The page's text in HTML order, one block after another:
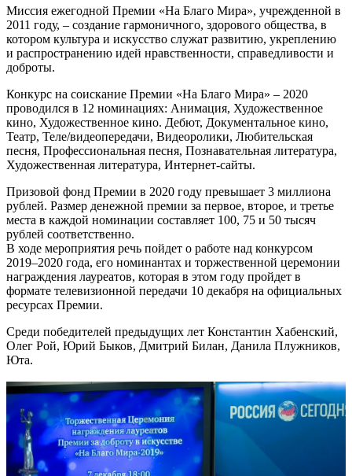
Миссия ежегодной Премии «На Благо Мира», учрежденной в
2011 году, – создание гармоничного, здорового общества, в
котором культура и искусство служат развитию, укреплению
и распространению идей нравственности, справедливости и
доброты.
Конкурс на соискание Премии «На Благо Мира» – 2020
проводился в 12 номинациях: Анимация, Художественное
кино, Художественное кино. Дебют, Документальное кино,
Театр, Теле/видеопередачи, Видеоролики, Любительская
песня, Профессиональная песня, Познавательная литература,
Художественная литература, Интернет-сайты.
Призовой фонд Премии в 2020 году превышает 3 миллиона
рублей. Размер денежной премии за первое, второе, и третье
места в каждой номинации составляет 100, 75 и 50 тысяч
рублей соответственно.
В ходе мероприятия речь пойдет о работе над конкурсом
2019–2020 года, его номинантах и торжественной церемонии
награждения лауреатов, которая в этом году пройдет в
формате телевизионной передачи 10 декабря на официальных
ресурсах Премии.
Среди победителей предыдущих лет Константин Хабенский,
Олег Рой, Юрий Быков, Дмитрий Билан, Данила Плужников,
Юта.